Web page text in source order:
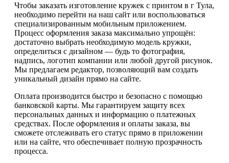
Чтобы заказать изготовление кружек с принтом в г Тула,
необходимо перейти на наш сайт или воспользоваться
специализированным мобильным приложением.
Процесс оформления заказа максимально упрощён:
достаточно выбрать необходимую модель кружки,
определиться с дизайном — будь то фотография,
надпись, логотип компании или любой другой рисунок.
Мы предлагаем редактор, позволяющий вам создать
уникальный дизайн прямо на сайте.
Оплата производится быстро и безопасно с помощью
банковской карты. Мы гарантируем защиту всех
персональных данных и информацию о платежных
средствах. После оформления и оплаты заказа, вы
сможете отслеживать его статус прямо в приложении
или на сайте, что обеспечивает полную прозрачность
процесса.